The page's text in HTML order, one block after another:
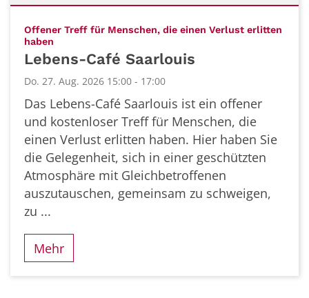
Offener Treff für Menschen, die einen Verlust erlitten
haben
Lebens-Café Saarlouis
Do. 27. Aug. 2026 15:00 - 17:00
Das Lebens-Café Saarlouis ist ein offener
und kostenloser Treff für Menschen, die
einen Verlust erlitten haben. Hier haben Sie
die Gelegenheit, sich in einer geschützten
Atmosphäre mit Gleichbetroffenen
auszutauschen, gemeinsam zu schweigen,
zu ...
Mehr